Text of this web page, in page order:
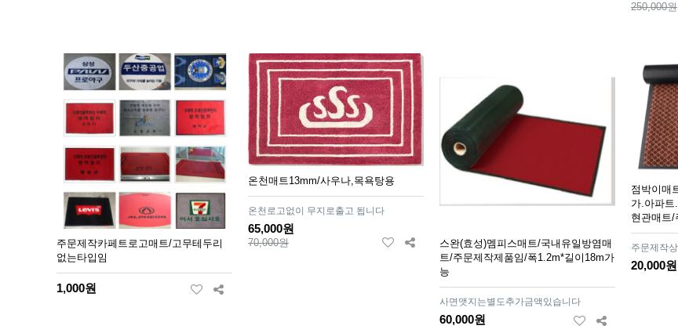
250,000원
주문제작카페트로고매트/고무테두리
없는타입임
1,000원
온천매트13mm/사우나,목욕탕용
온천로고없이 무지로출고 됩니다
65,000원
70,000원
스완(효성)멤피스매트/국내유일방염매
트/주문제작제품임/폭1.2m*길이18m가
능
사면앳지는별도추가금액있습니다
60,000원
점박이매
가.아파트
현관매트/
주문제작
20,000원